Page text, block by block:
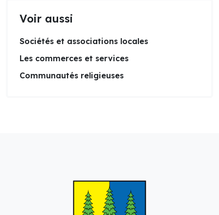
Voir aussi
Sociétés et associations locales
Les commerces et services
Communautés religieuses